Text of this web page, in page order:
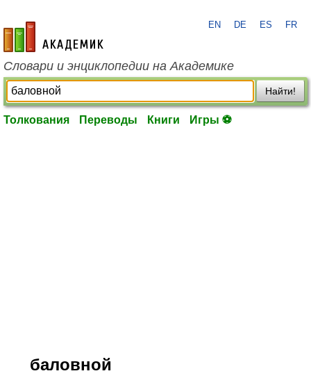
academic.ru
EN DE ES FR
Словари и энциклопедии на Академике
Найти!
Толкования Переводы Книги Игры ⚽
баловной